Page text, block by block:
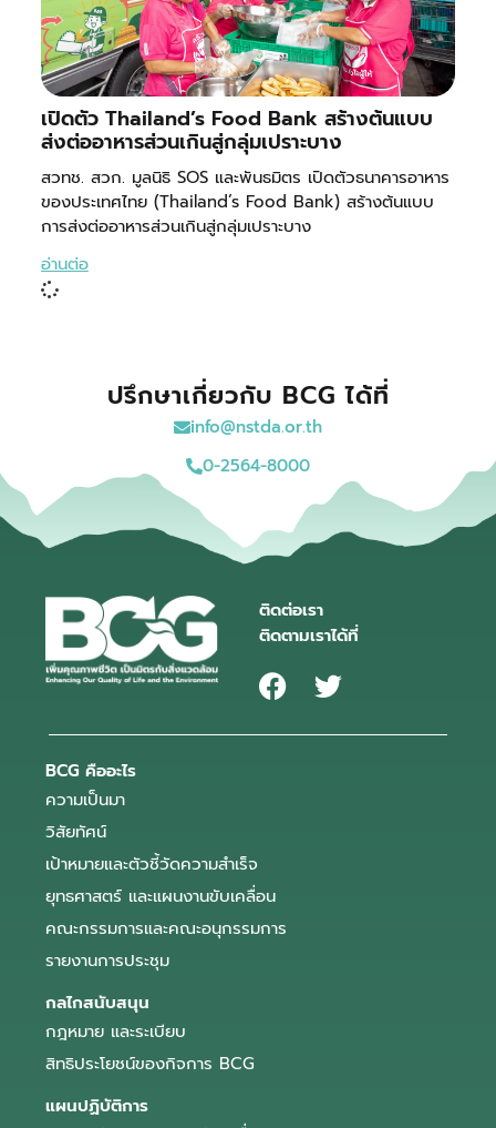
เปิดตัว Thailand’s Food Bank สร้างต้นแบบ
ส่งต่ออาหารส่วนเกินสู่กลุ่มเปราะบาง
สวทช. สวก. มูลนิธิ SOS และพันธมิตร เปิดตัวธนาคารอาหาร
ของประเทศไทย (Thailand’s Food Bank) สร้างต้นแบบ
การส่งต่ออาหารส่วนเกินสู่กลุ่มเปราะบาง
อ่านต่อ
ปรึกษาเกี่ยวกับ BCG ได้ที่
info@nstda.or.th
0-2564-8000
ติดต่อเรา
ติดตามเราได้ที่
BCG คืออะไร
ความเป็นมา
วิสัยทัศน์
เป้าหมายและตัวชี้วัดความสำเร็จ
ยุทธศาสตร์ และแผนงานขับเคลื่อน
คณะกรรมการและคณะอนุกรรมการ
รายงานการประชุม
กลไกสนับสนุน
กฎหมาย และระเบียบ
สิทธิประโยชน์ของกิจการ BCG
แผนปฏิบัติการ